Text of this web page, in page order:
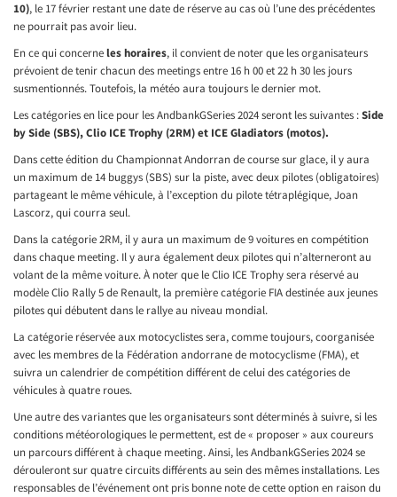
10), le 17 février restant une date de réserve au cas où l’une des précédentes
ne pourrait pas avoir lieu.
En ce qui concerneles horaires, il convient de noter que les organisateurs
prévoient de tenir chacun des meetings entre 16 h 00 et 22 h 30 les jours
susmentionnés. Toutefois, la météo aura toujours le dernier mot.
Les catégories en lice pour les AndbankGSeries 2024 seront les suivantes :Side
by Side (SBS), Clio ICE Trophy (2RM) et ICE Gladiators (motos).
Dans cette édition du Championnat Andorran de course sur glace, il y aura
un maximum de 14 buggys (SBS) sur la piste, avec deux pilotes (obligatoires)
partageant le même véhicule, à l’exception du pilote tétraplégique, Joan
Lascorz, qui courra seul.
Dans la catégorie 2RM, il y aura un maximum de 9 voitures en compétition
dans chaque meeting. Il y aura également deux pilotes qui n’alterneront au
volant de la même voiture. À noter que le Clio ICE Trophy sera réservé au
modèle Clio Rally 5 de Renault, la première catégorie FIA destinée aux jeunes
pilotes qui débutent dans le rallye au niveau mondial.
La catégorie réservée aux motocyclistes sera, comme toujours, coorganisée
avec les membres de la Fédération andorrane de motocyclisme (FMA), et
suivra un calendrier de compétition différent de celui des catégories de
véhicules à quatre roues.
Une autre des variantes que les organisateurs sont déterminés à suivre, si les
conditions météorologiques le permettent, est de « proposer » aux coureurs
un parcours différent à chaque meeting. Ainsi, les AndbankGSeries 2024 se
dérouleront sur quatre circuits différents au sein des mêmes installations. Les
responsables de l’événement ont pris bonne note de cette option en raison du